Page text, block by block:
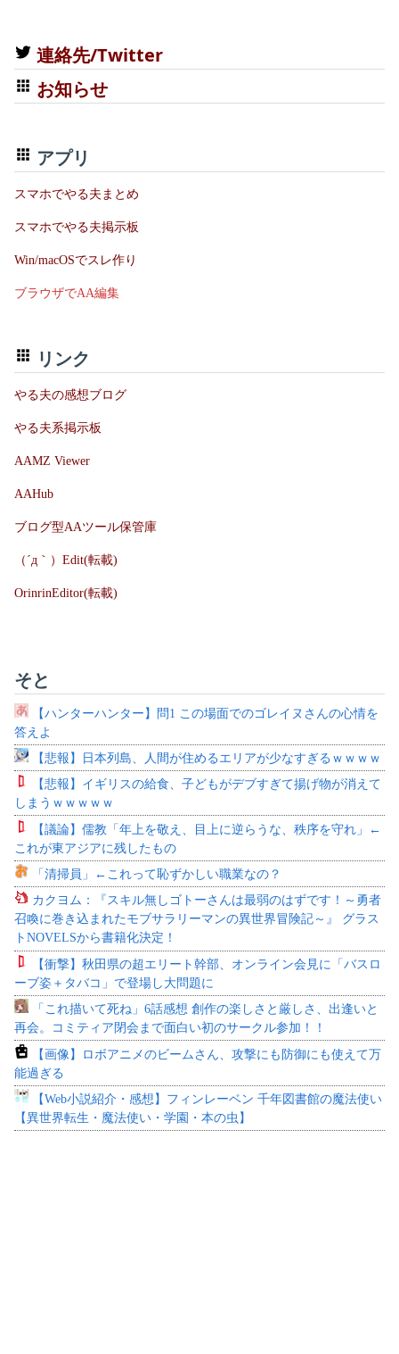
連絡先/Twitter
お知らせ
アプリ
スマホでやる夫まとめ
スマホでやる夫掲示板
Win/macOSでスレ作り
ブラウザでAA編集
リンク
やる夫の感想ブログ
やる夫系掲示板
AAMZ Viewer
AAHub
ブログ型AAツール保管庫
（´д｀）Edit(転載)
OrinrinEditor(転載)
そと
【ハンターハンター】問1 この場面でのゴレイヌさんの心情を
答えよ
【悲報】日本列島、人間が住めるエリアが少なすぎるｗｗｗｗ
【悲報】イギリスの給食、子どもがデブすぎて揚げ物が消えて
しまうｗｗｗｗｗ
【議論】儒教「年上を敬え、目上に逆らうな、秩序を守れ」←
これが東アジアに残したもの
「清掃員」←これって恥ずかしい職業なの？
カクヨム：『スキル無しゴトーさんは最弱のはずです！～勇者
召喚に巻き込まれたモブサラリーマンの異世界冒険記～』 グラス
トNOVELSから書籍化決定！
【衝撃】秋田県の超エリート幹部、オンライン会見に「バスロ
ーブ姿＋タバコ」で登場し大問題に
「これ描いて死ね」6話感想 創作の楽しさと厳しさ、出逢いと
再会。コミティア閉会まで面白い初のサークル参加！！
【画像】ロボアニメのビームさん、攻撃にも防御にも使えて万
能過ぎる
【Web小説紹介・感想】フィンレーベン 千年図書館の魔法使い
【異世界転生・魔法使い・学園・本の虫】